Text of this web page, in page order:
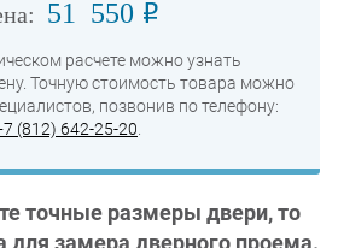
51 550 o
расчете можно узнать
Точную стоимость товара можно
позвонив по телефону:
(812) 642-25-20
точные размеры двери, то
для замера дверного проема.